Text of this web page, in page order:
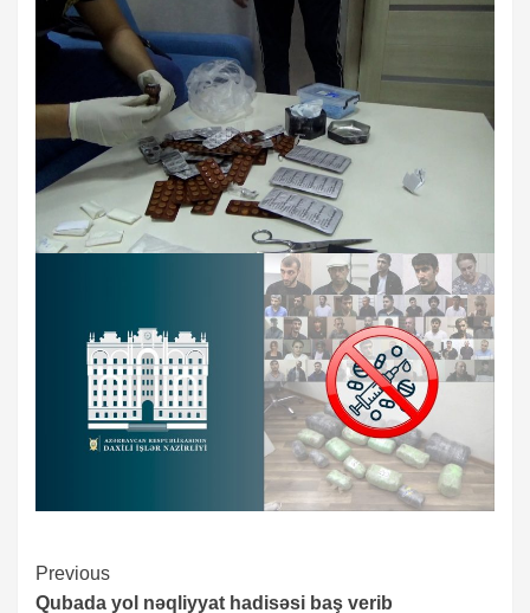
Continue
Previous
Qubada yol nəqliyyat hadisəsi baş verib